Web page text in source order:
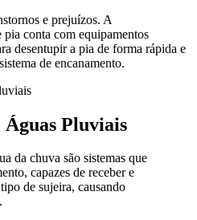
e prejuízos. A
conta com equipamentos
desentupir a pia de forma rápida e
de encanamento.
Águas Pluviais
da chuva são sistemas que
capazes de receber e
de sujeira, causando